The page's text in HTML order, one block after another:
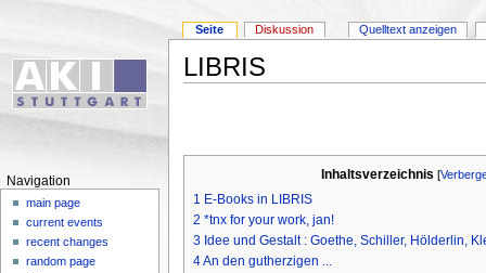
LIBRIS
Inhaltsverzeichnis [
1 E-Books in LIBRIS
2 *tnx for your work, jan!
3 Idee und Gestalt : Goethe, Schiller, Hölderlin,
4An den gutherzigen ...
Seite Diskussion Quelltext anzeigen
Navigation
main page
current events
recent changes
random page